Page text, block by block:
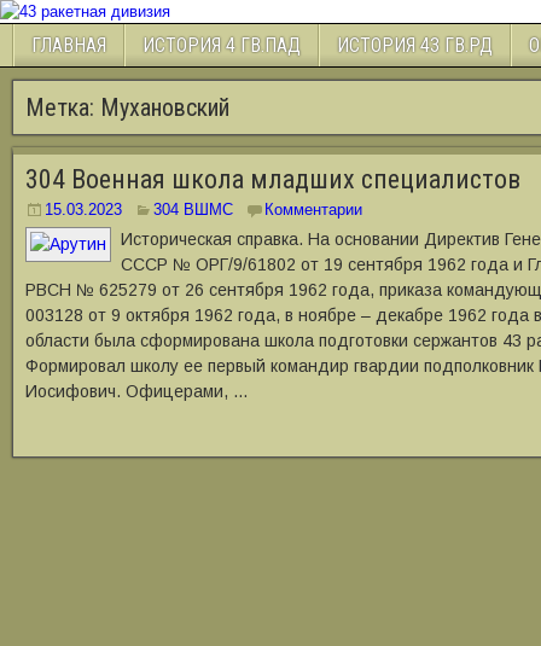
ГЛАВНАЯ ИСТОРИЯ 4 ГВ.ПАД ИСТОРИЯ 43 ГВ.РД
Метка: Мухановский
304 Военная школа младших специалистов
15.03.2023 304 ВШМС Комментарии
Историческая справка. На основании Директив
СССР № ОРГ/9/61802 от 19 сентября 1962 года и
РВСН № 625279 от 26 сентября 1962 года, приказа
003128 от 9 октября 1962 года, в ноябре – декабре 1962 года
области была сформирована школа подготовки сержантов 43
Формировал школу ее первый командир гвардии подполковник
Иосифович. Офицерами, …